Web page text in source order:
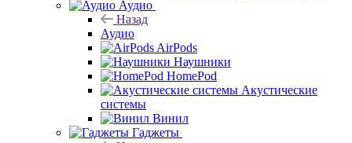
Аудио
Назад
Аудио
AirPods
Наушники
HomePod
Акустические
системы
Винил
Гаджеты